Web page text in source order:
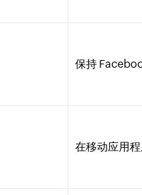
保持
在移动应用